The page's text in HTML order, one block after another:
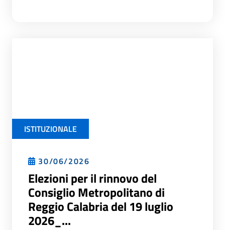
ISTITUZIONALE
30/06/2026
Elezioni per il rinnovo del
Consiglio Metropolitano di
Reggio Calabria del 19 luglio
2026_...